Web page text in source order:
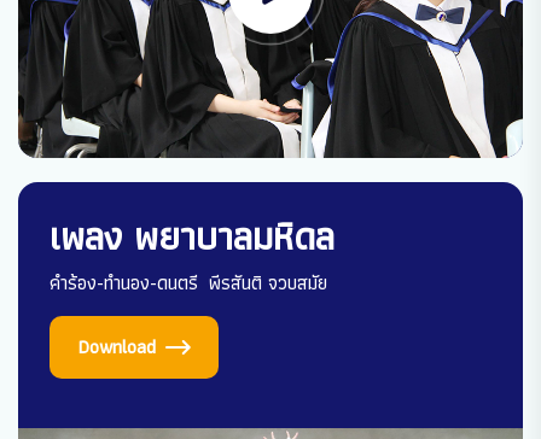
เพลง พยาบาลมหิดล
คำร้อง-ทำนอง-ดนตรี พีรสันติ จวบสมัย
Download